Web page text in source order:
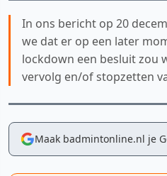
In ons bericht op 20
we dat er op een later
lockdown een besluit zou
vervolg en/of stopzetten
Maak badmintonline.nl je